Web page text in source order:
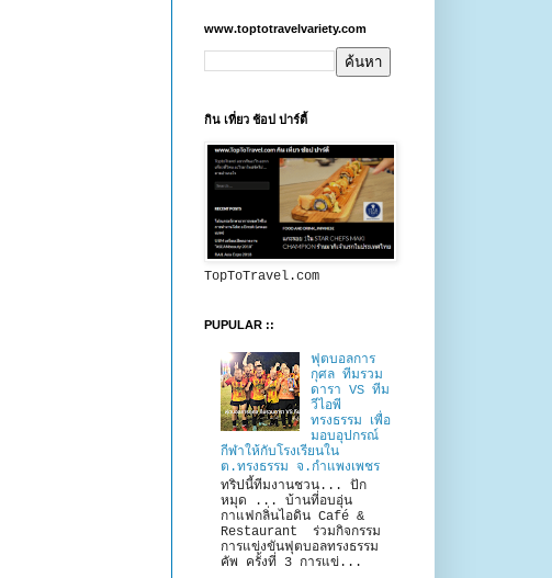
www.toptotravelvariety.com
กิน เที่ยว ช้อป ปาร์ตี้
TopToTravel.com
PUPULAR ::
ฟุตบอลการ
กุศล ทีมรวม
ดารา VS ทีม
วีไอพี
ทรงธรรม เพื่อ
มอบอุปกรณ์
กีฬาให้กับโรงเรียนใน
ต.ทรงธรรม จ.กำแพงเพชร
ทริปนี้ทีมงานชวน... ปัก
หมุด ... บ้านที่อบอุ่น
กาแฟกลิ่นไอดิน Café &
Restaurant ร่วมกิจกรรม
การแข่งขันฟุตบอลทรงธรรม
คัพ ครั้งที่ 3 การแข่...